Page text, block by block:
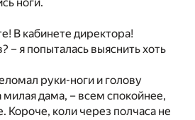
ноги.
В кабинете директора!
– я попыталась выяснить хоть
руки-ноги и голову
дама, – всем спокойнее,
Короче, коли через полчаса не